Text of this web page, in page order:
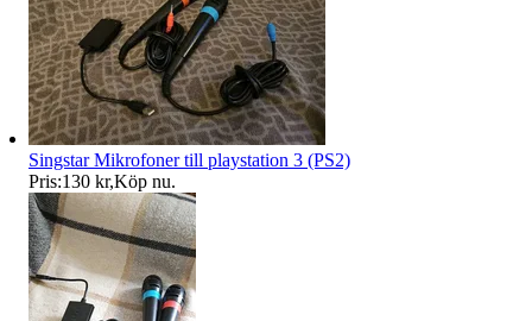
Singstar Mikrofoner till playstation 3 (PS2)
Pris:130 kr,Köp nu.